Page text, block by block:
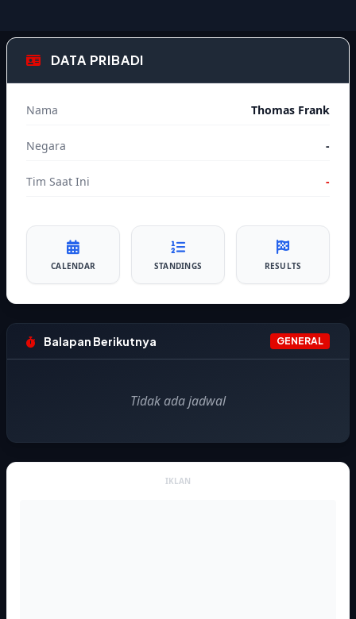
DATA PRIBADI
Nama Thomas Frank
Negara -
Tim Saat Ini -
CALENDAR STANDINGS RESULTS
Balapan Berikutnya GENERAL
Tidak ada jadwal
IKLAN